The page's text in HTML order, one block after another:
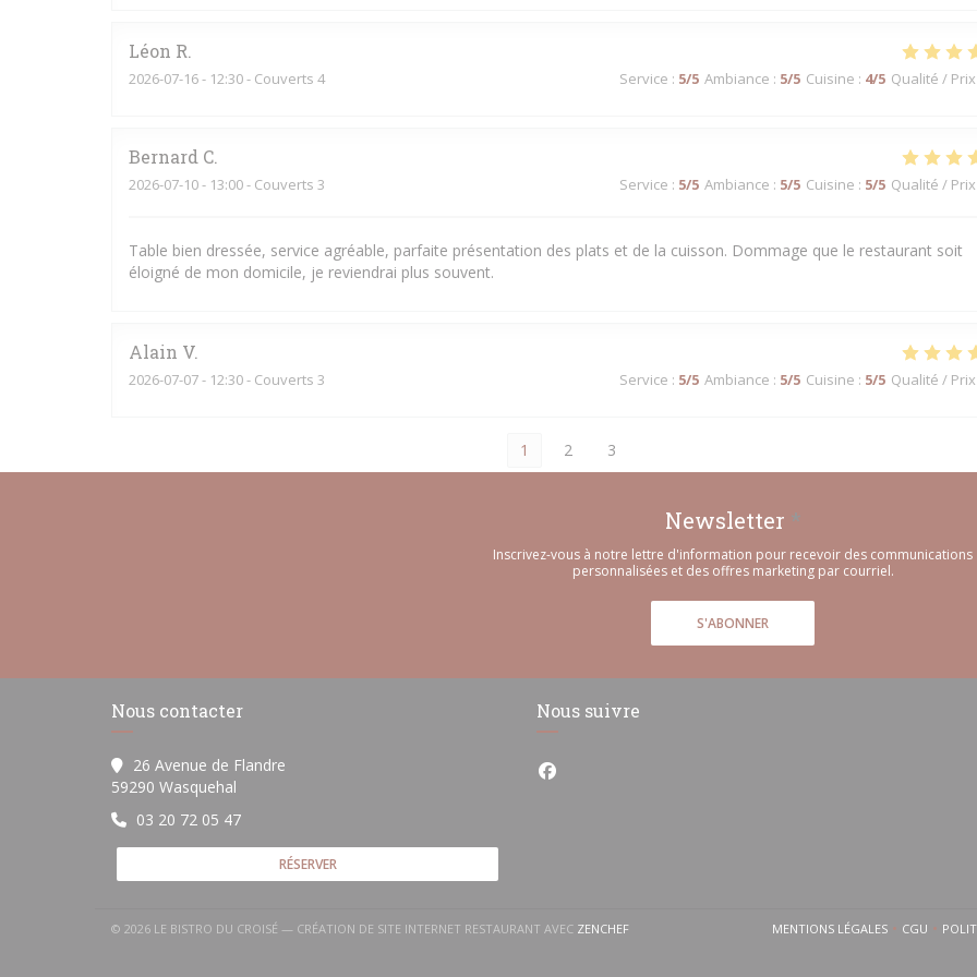
Léon R
2026-07-16- 12:30 - Couverts 4 Service : 5/5 Ambiance : 5/5 Cuisine : 4/5 Qualité / Prix
Bernard C
2026-07-10- 13:00 - Couverts 3 Service : 5/5 Ambiance : 5/5 Cuisine : 5/5 Qualité / Prix
Table bien dressée, service agréable, parfaite présentation des plats et de la cuisson. Dommage que le restaurant soit
éloigné de mon domicile, je reviendrai plus souvent.
Alain V
2026-07-07- 12:30 - Couverts 3 Service : 5/5 Ambiance : 5/5 Cuisine : 5/5 Qualité / Prix
1 2 3
Newsletter *
Inscrivez-vous à notre lettre d'information pour recevoir des communications
personnalisées et des offres marketing par courriel.
S'ABONNER
Nous contacter
26 Avenue de Flandre
59290 Wasquehal
03 20 72 05 47
RÉSERVER
Nous suivre
Facebook ((ouvre une nouvelle fenêtre))
© 2026 LE BISTRO DU CROISÉ — CRÉATION DE SITE INTERNET RESTAURANT AVEC ZENCHEF((OUVRE UNE NOUVELLE FENÊTRE))MENTIONS LÉGALES((OUVRE UNE NOUVELLE
CGU((OUVRE